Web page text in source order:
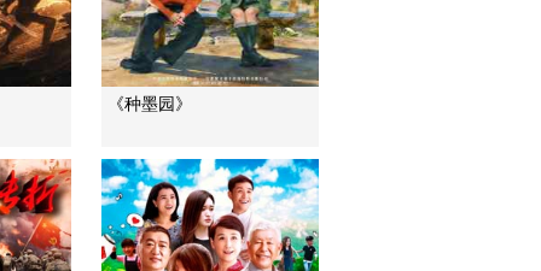
今日説法
自然秘境 荒漠翠影蘊
生機
人
三農群英匯
《种墨园》